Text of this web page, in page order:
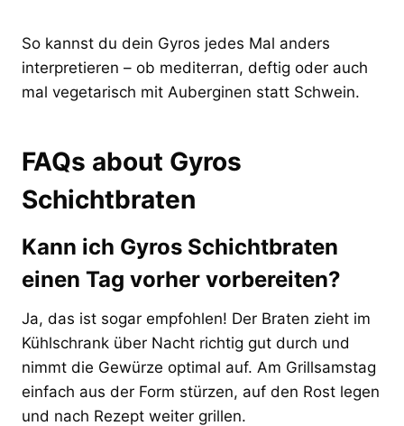
So kannst du dein Gyros jedes Mal anders
interpretieren – ob mediterran, deftig oder auch
mal vegetarisch mit Auberginen statt Schwein.
FAQs about Gyros
Schichtbraten
Kann ich Gyros Schichtbraten
einen Tag vorher vorbereiten?
Ja, das ist sogar empfohlen! Der Braten zieht im
Kühlschrank über Nacht richtig gut durch und
nimmt die Gewürze optimal auf. Am Grillsamstag
einfach aus der Form stürzen, auf den Rost legen
und nach Rezept weiter grillen.